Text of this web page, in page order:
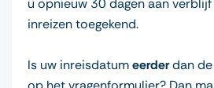
u opnieuw 30 dagen aan
inreizen toegekend.
Is uw inreisdatumeerderdan de